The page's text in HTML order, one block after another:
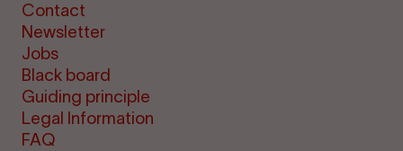
Contact
Newsletter
Jobs
Black board
Guiding principle
Legal Information
FAQ